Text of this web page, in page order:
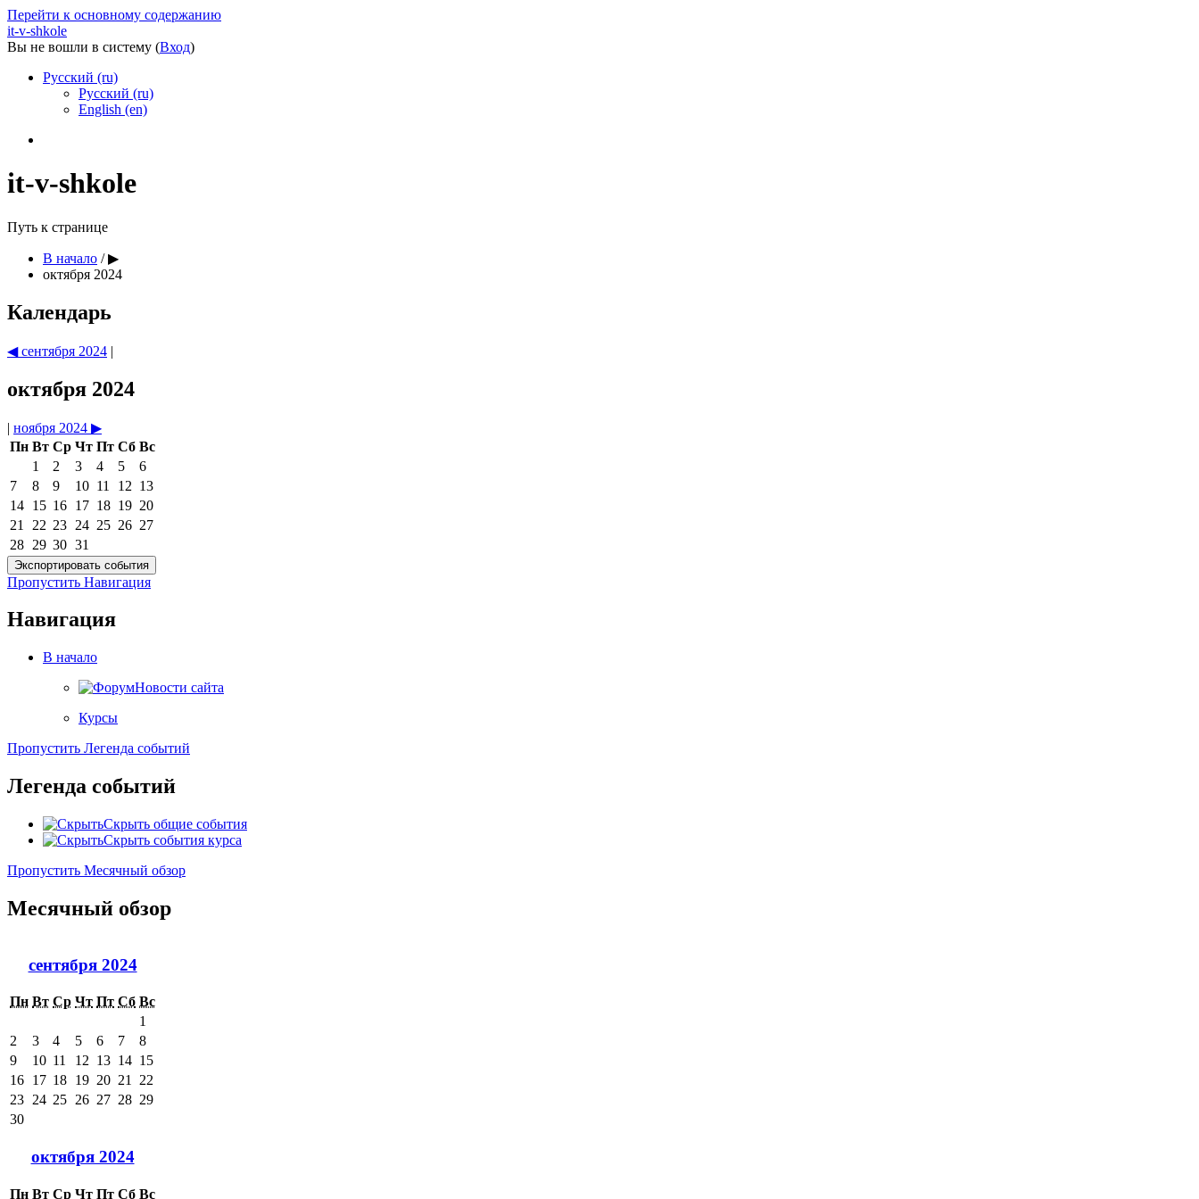
Перейти к основному содержанию
it-v-shkole
Вы не вошли в систему (Вход)
Русский ‎(ru)‎
Русский ‎(ru)‎
English ‎(en)‎
it-v-shkole
Путь к странице
В начало / ▶︎
октября 2024
Календарь
◀︎ сентября 2024 |
октября 2024
| ноября 2024 ▶︎
Пн Вт Ср Чт Пт Сб Вс
1
2 3 4 5
6
7
8 9 10 11 12 13
14 15 16 17 18 19 20
21
22 23 24 25 26 27
28 29 30 31
Пропустить Навигация
Навигация
В начало
Новости сайта
Курсы
Пропустить Легенда событий
Легенда событий
Скрыть общие события
Скрыть события курса
Пропустить Месячный обзор
Месячный обзор
сентября 2024
Пн Вт Ср Чт Пт Сб Вс
1
2
3 4 5 6 7
8
9
10 11 12 13 14 15
16 17 18 19 20 21
22
23 24 25 26 27 28 29
30
октября 2024
Пн Вт Ср Чт Пт Сб Вс